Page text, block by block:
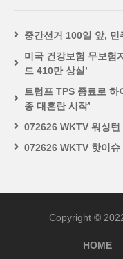
중간선거 100일 앞,
미국 건강보험 무보험
드 410만 상실’
트럼프 TPS 종료로 하
종 대혼란 시작’
072626 WKTV 워싱
072626 WKTV 핫이슈
Copyright ©
HOME